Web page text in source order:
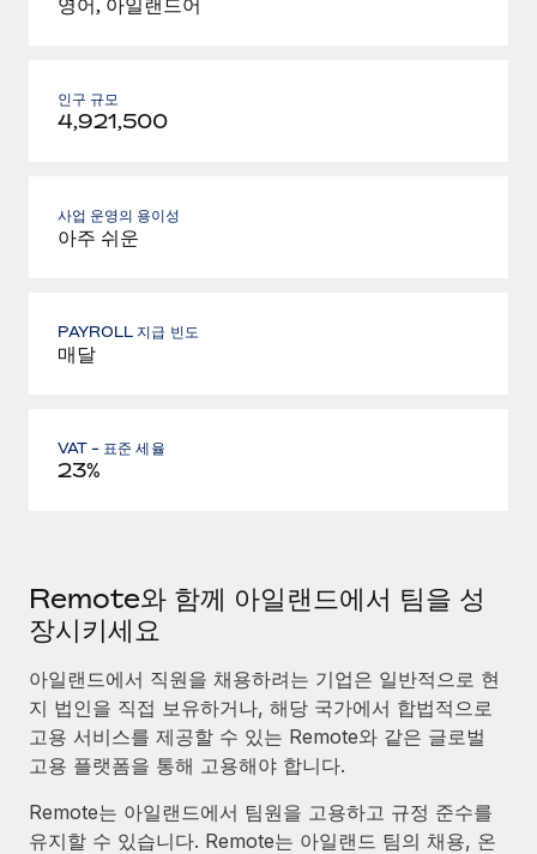
인구 규모
4,921,500
사업 운영의 용이성
아주 쉬운
PAYROLL 지급 빈도
매달
VAT - 표준 세율
23%
Remote와 함께 아일랜드에서 팀을 성
장시키세요
아일랜드에서 직원을 채용하려는 기업은 일반적으로 현
지 법인을 직접 보유하거나, 해당 국가에서 합법적으로
고용 서비스를 제공할 수 있는 Remote와 같은 글로벌
고용 플랫폼을 통해 고용해야 합니다.
Remote는 아일랜드에서 팀원을 고용하고 규정 준수를
유지할 수 있습니다. Remote는 아일랜드 팀의 채용, 온